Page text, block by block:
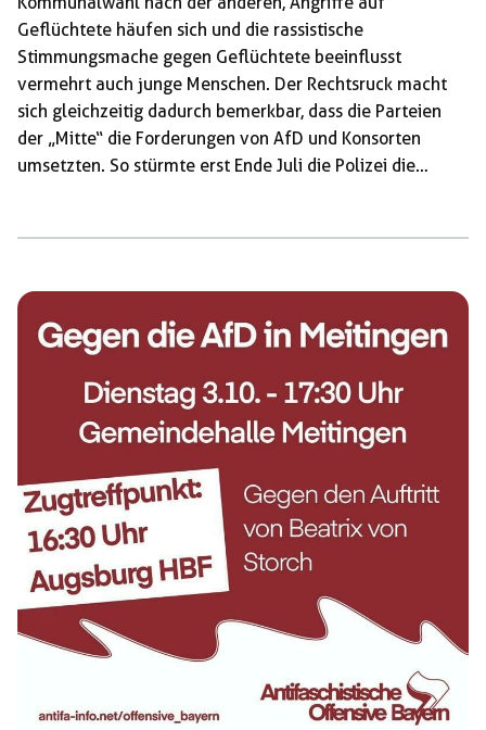
Geflüchtete häufen sich und die rassistische
Stimmungsmache gegen Geflüchtete beeinflusst
vermehrt auch junge Menschen. Der Rechtsruck macht
sich gleichzeitig dadurch bemerkbar, dass die Parteien
der „Mitte“ die Forderungen von AfD und Konsorten
umsetzten. So stürmte erst Ende Juli die Polizei die
Die Polizei verlässt damit den Bereich der
Strafverfolgung und handelt als politische Kraft. Dabei
soll genau diese Form von offener antifaschistischer
Organisierung kriminalisiert werden. Diesen […]